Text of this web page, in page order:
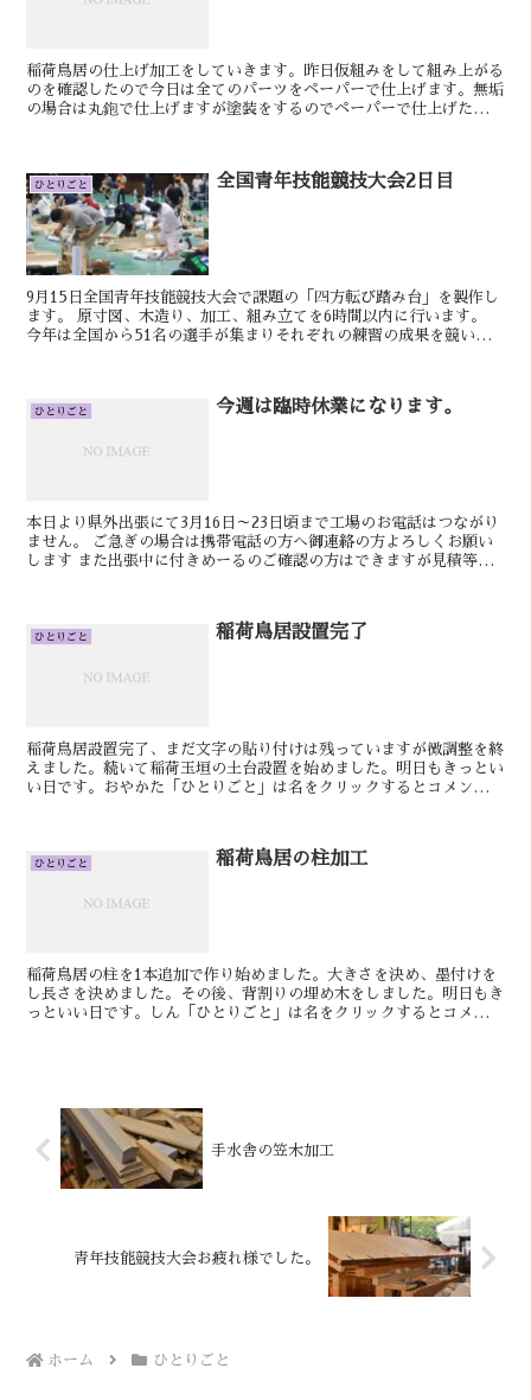
稲荷鳥居の仕上げ加工をしていきます。昨日仮組みをして組み上がる
のを確認したので今日は全てのパーツをペーパーで仕上げます。無垢
の場合は丸鉋で仕上げますが塗装をするのでペーパーで仕上げた方が
ひとりごと 全国青年技能競技大会2日目
9月15日全国青年技能競技大会で課題の「四方転び踏み台」を製作し
ます。 原寸図、木造り、加工、組み立てを6時間以内に行います。
今年は全国から51名の選手が集まりそれぞれの練習の成果を競いま
ひとりごと 今週は臨時休業になります。
本日より県外出張にて3月16日～23日頃まで工場のお電話はつながり
ません。 ご急ぎの場合は携帯電話の方へ御連絡の方よろしくお願い
します また出張中に付きめーるのご確認の方はできますが見積等の
ひとりごと 稲荷鳥居設置完了
稲荷鳥居設置完了、まだ文字の貼り付けは残っていますが微調整を終
えました。続いて稲荷玉垣の土台設置を始めました。明日もきっとい
い日です。おやかた「ひとりごと」は名をクリックするとコメントが
ひとりごと 稲荷鳥居の柱加工
稲荷鳥居の柱を1本追加で作り始めました。大きさを決め、墨付けを
し長さを決めました。その後、背割りの埋め木をしました。明日もき
っといい日です。しん「ひとりごと」は名をクリックするとコメント
手水舎の笠木加工
青年技能競技大会お疲れ様でした。
ホーム ひとりごと